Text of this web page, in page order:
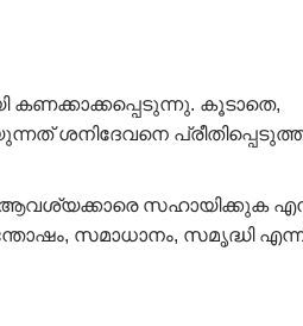
കൂടാതെ,
ശനിദേവനെ
ആവശ്യക്കാരെ സഹായിക്കുക
സമാധാനം, സമൃദ്ധി